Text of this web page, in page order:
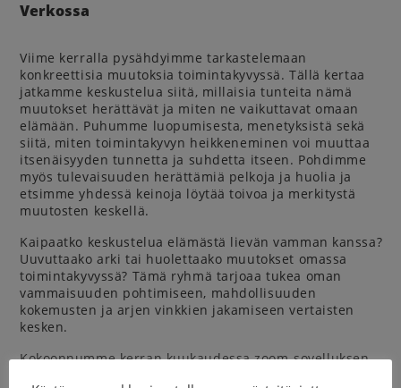
Verkossa
Viime kerralla pysähdyimme tarkastelemaan
konkreettisia muutoksia toimintakyvyssä. Tällä kertaa
jatkamme keskustelua siitä, millaisia tunteita nämä
muutokset herättävät ja miten ne vaikuttavat omaan
elämään. Puhumme luopumisesta, menetyksistä sekä
siitä, miten toimintakyvyn heikkeneminen voi muuttaa
itsenäisyyden tunnetta ja suhdetta itseen. Pohdimme
myös tulevaisuuden herättämiä pelkoja ja huolia ja
etsimme yhdessä keinoja löytää toivoa ja merkitystä
muutosten keskellä.
Kaipaatko keskustelua elämästä lievän vamman kanssa?
Uuvuttaako arki tai huolettaako muutokset omassa
toimintakyvyssä? Tämä ryhmä tarjoaa tukea oman
vammaisuuden pohtimiseen, mahdollisuuden
kokemusten ja arjen vinkkien jakamiseen vertaisten
kesken.
Kokoonnumme kerran kuukaudessa zoom-sovelluksen